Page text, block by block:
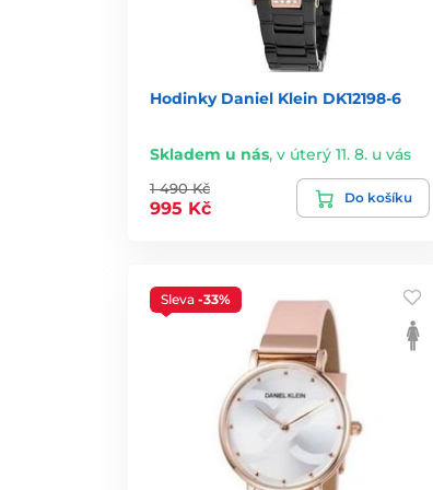
Hodinky Daniel Klein DK12198-6
Skladem u nás, v úterý 11. 8. u vás
1 490 Kč
995 Kč
Do košíku
Sleva -33%